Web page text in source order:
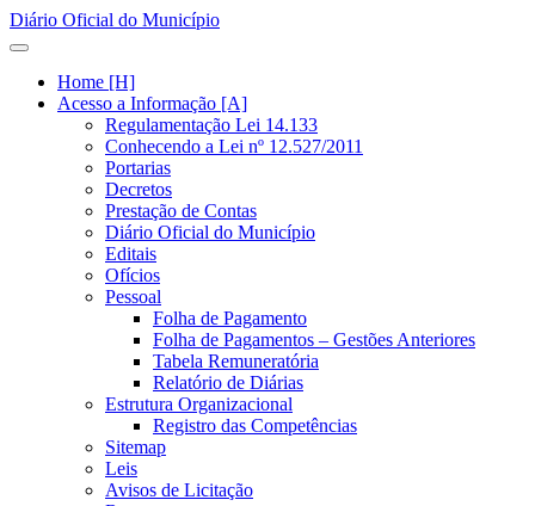
Diário Oficial do Município
Home [H]
Acesso a Informação [A]
Regulamentação Lei 14.133
Conhecendo a Lei nº 12.527/2011
Portarias
Decretos
Prestação de Contas
Diário Oficial do Município
Editais
Ofícios
Pessoal
Folha de Pagamento
Folha de Pagamentos – Gestões Anteriores
Tabela Remuneratória
Relatório de Diárias
Estrutura Organizacional
Registro das Competências
Sitemap
Leis
Avisos de Licitação